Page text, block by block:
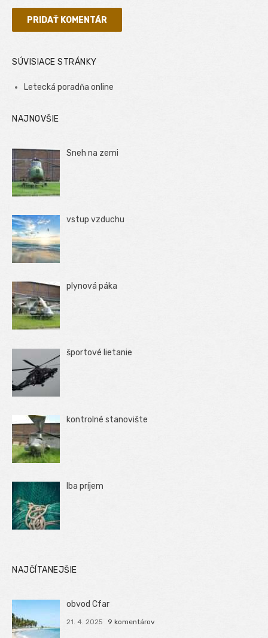
SÚVISIACE STRÁNKY
Letecká poradňa online
NAJNOVŠIE
Sneh na zemi
vstup vzduchu
plynová páka
športové lietanie
kontrolné stanovište
Iba príjem
NAJČÍTANEJŠIE
obvod Cfar
21. 4. 2025 9 komentárov